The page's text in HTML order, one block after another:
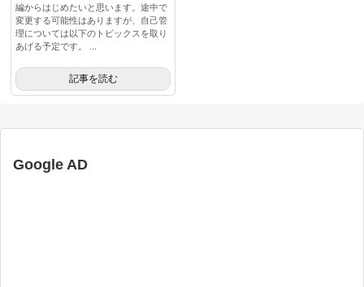
編からはじめたいと思います。途中で
変更する可能性はありますが、自己管
理については以下のトピックスを取り
あげる予定です。 ...
記事を読む
Google AD